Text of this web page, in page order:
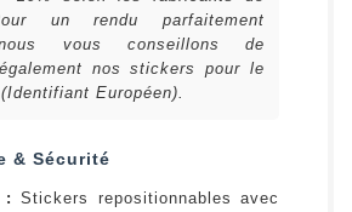
un rendu parfaitement
vous conseillons de
nos stickers pour le
Européen).
& Sécurité
: Stickers repositionnables avec